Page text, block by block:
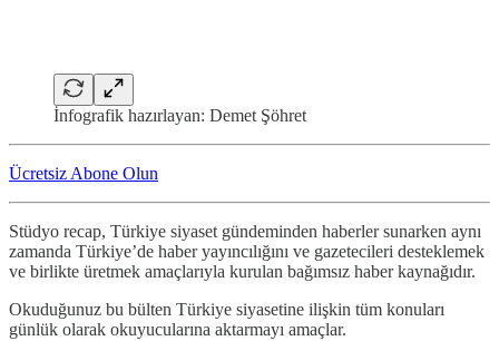
İnfografik hazırlayan: Demet Şöhret
Ücretsiz Abone Olun
Stüdyo recap, Türkiye siyaset gündeminden haberler sunarken aynı
zamanda Türkiye’de haber yayıncılığını ve gazetecileri desteklemek
ve birlikte üretmek amaçlarıyla kurulan bağımsız haber kaynağıdır.
Okuduğunuz bu bülten Türkiye siyasetine ilişkin tüm konuları
günlük olarak okuyucularına aktarmayı amaçlar.